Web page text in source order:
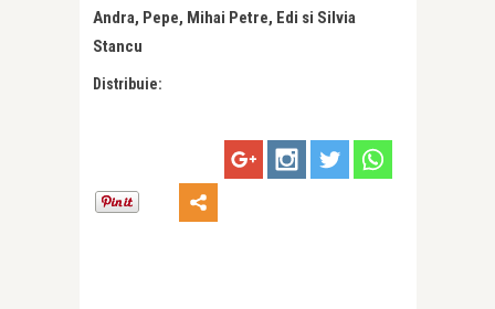
Andra, Pepe, Mihai Petre, Edi si Silvia
Stancu
Distribuie: